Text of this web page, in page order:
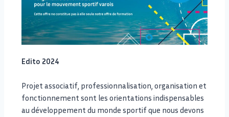
Edito 2024
Projet associatif, professionnalisation, organisation et
fonctionnement sont les orientations indispensables
au développement du monde sportif que nous devons